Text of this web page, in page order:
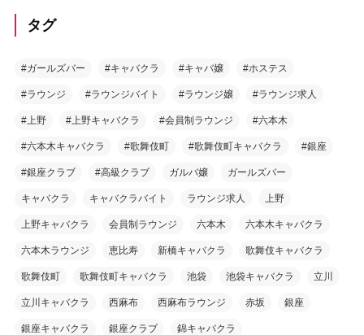
タグ
#ガールズバー #キャバクラ #キャバ嬢 #ホステス
#ラウンジ #ラウンジバイト #ラウンジ嬢 #ラウンジ求人
#上野 #上野キャバクラ #会員制ラウンジ #六本木
#六本木キャバクラ #歌舞伎町 #歌舞伎町キャバクラ #銀座
#銀座クラブ #高級クラブ ガルバ嬢 ガールズバー
キャバクラ キャバクラバイト ラウンジ求人 上野
上野キャバクラ 会員制ラウンジ 六本木 六本木キャバクラ
六本木ラウンジ 恵比寿 新橋キャバクラ 歌舞伎キャバクラ
歌舞伎町 歌舞伎町キャバクラ 池袋 池袋キャバクラ 立川
立川キャバクラ 西麻布 西麻布ラウンジ 赤坂 銀座
銀座キャバクラ 銀座クラブ 錦キャバクラ